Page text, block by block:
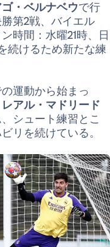
・ベルナベウで行
第2戦、バイエル
時間：水曜21時、日
続けるため新たな練
運動から始まっ
アル・マドリード
シュート練習とこ
リを続けている。